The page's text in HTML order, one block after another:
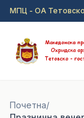
Прејди на
МПЦ - ОА Тетовско
Почетна/